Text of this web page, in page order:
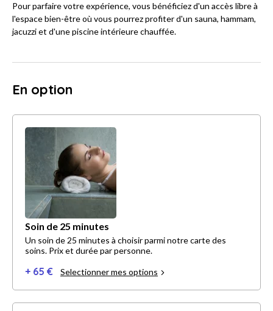
Pour parfaire votre expérience, vous bénéficiez d'un accès libre à
l'espace bien-être où vous pourrez profiter d'un sauna, hammam,
jacuzzi et d'une piscine intérieure chauffée.
En option
Soin de 25 minutes
Un soin de 25 minutes à choisir parmi notre carte des
soins. Prix et durée par personne.
+ 65 € Selectionner mes options